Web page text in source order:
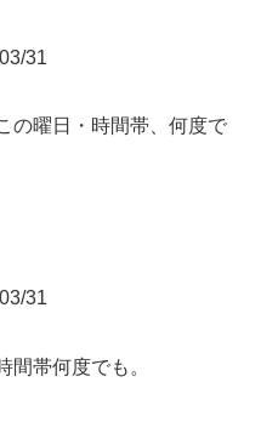
31
曜日・時間帯、何度で
31
帯何度でも。